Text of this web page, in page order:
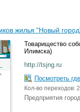
жилья "Новый
Товарищество
Илимска)
http://tsjng.ru
Посмотреть
Кол-во переходов:
Предприятия